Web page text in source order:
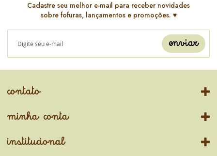
Cadastre seu melhor e-mail para receber novidades
sobre fofuras, lançamentos e promoções. ♥️
enviar
contato
minha conta
institucional